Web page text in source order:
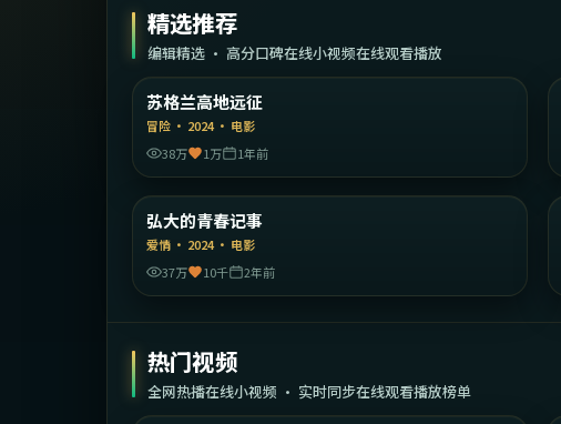
精选推荐
编辑精选 · 高分口碑在线小视频在线观看播放
精选
苏格兰高地远征
冒险· 2024· 电影
38万
1万 1年前
精选
弘大的青春记事
爱情· 2024· 电影
37万
10千 2年前
热门视频
全网热播在线小视频 · 实时同步在线观看播放榜单1:39:11